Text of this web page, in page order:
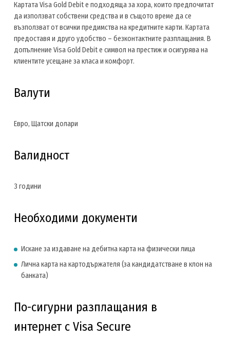
Картата Visa Gold Debit е подходяща за хора, които предпочитат
да използват собствени средства и в същото време да се
възползват от всички предимства на кредитните карти. Картата
предоставя и друго удобство – безконтактните разплащания. В
допълнение Visa Gold Debit е символ на престиж и осигурява на
клиентите усещане за класа и комфорт.
Валути
Евро, Щатски долари
Валидност
3 години
Необходими документи
Искане за издаване на дебитна карта на физически лица
Лична карта на картодържателя (за кандидатстване в клон на
банката)
По-сигурни разплащания в
интернет с Visa Secure